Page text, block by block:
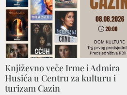
Književno veče Irme i Admira
Husića u Centru za kulturu i
turizam Cazin